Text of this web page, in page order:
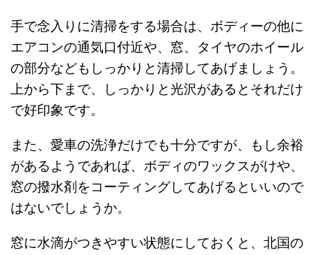
手で念入りに清掃をする場合は、ボディーの他に
エアコンの通気口付近や、窓、タイヤのホイール
の部分などもしっかりと清掃してあげましょう。
上から下まで、しっかりと光沢があるとそれだけ
で好印象です。
また、愛車の洗浄だけでも十分ですが、もし余裕
があるようであれば、ボディのワックスがけや、
窓の撥水剤をコーティングしてあげるといいので
はないでしょうか。
窓に水滴がつきやすい状態にしておくと、北国の